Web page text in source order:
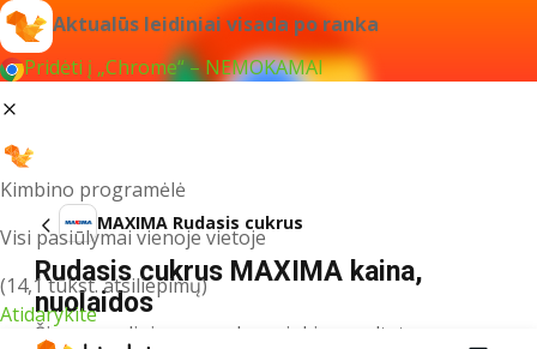
Aktualūs leidiniai visada po ranka
Pridėti į „Chrome“ – NEMOKAMAI
Kimbino programėlė
Visi pasiūlymai vienoje vietoje
(14,1 tūkst. atsiliepimų)
Atidarykite
MAXIMA Rudasis cukrus
Rudasis cukrus MAXIMA kaina,
nuolaidos
Šiuo pavadinimu neradome jokių rezultatų